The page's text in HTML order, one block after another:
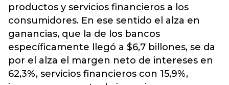
productos y servicios financieros a los
consumidores. En ese sentido el alza en
ganancias, que la de los bancos
específicamente llegó a $6,7 billones, se da
por el alza el margen neto de intereses en
62,3%, servicios financieros con 15,9%,